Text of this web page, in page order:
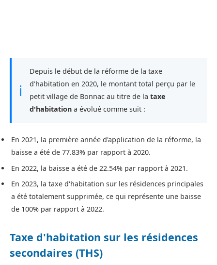
ℹ
Depuis le début de la réforme de la taxe
d'habitation en 2020, le montant total perçu par le
petit village de Bonnac au titre de la taxe
d'habitation a évolué comme suit :
En 2021, la première année d'application de la réforme, la
baisse a été de 77.83% par rapport à 2020.
En 2022, la baisse a été de 22.54% par rapport à 2021.
En 2023, la taxe d'habitation sur les résidences principales
a été totalement supprimée, ce qui représente une baisse
de 100% par rapport à 2022.
Taxe d'habitation sur les résidences
secondaires (THS)